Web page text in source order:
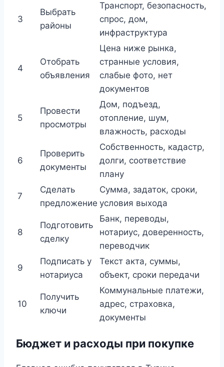
3
Выбрать
районы
Транспорт, безопасность,
спрос, дом,
инфраструктура
4
Отобрать
объявления
Цена ниже рынка,
странные условия,
слабые фото, нет
документов
5
Провести
просмотры
Дом, подъезд,
отопление, шум,
влажность, расходы
6
Проверить
документы
Собственность, кадастр,
долги, соответствие
плану
7
Сделать
предложение
Сумма, задаток, сроки,
условия выхода
8
Подготовить
сделку
Банк, переводы,
нотариус, доверенность,
переводчик
9
Подписать у
нотариуса
Текст акта, суммы,
объект, сроки передачи
10
Получить
ключи
Коммунальные платежи,
адрес, страховка,
документы
Бюджет и расходы при покупке